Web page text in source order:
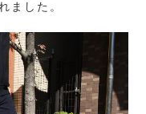
ました。